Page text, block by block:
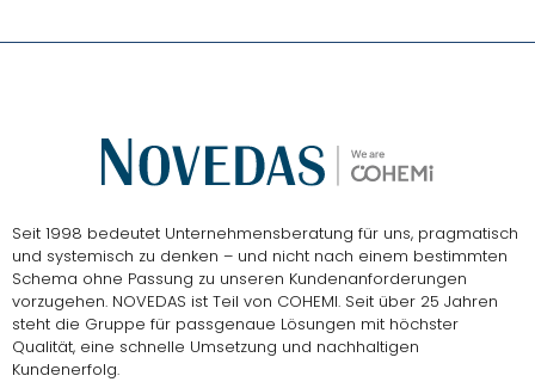
Seit 1998 bedeutet Unternehmensberatung für uns, pragmatisch
und systemisch zu denken – und nicht nach einem bestimmten
Schema ohne Passung zu unseren Kundenanforderungen
vorzugehen. NOVEDAS ist Teil von COHEMI. Seit über 25 Jahren
steht die Gruppe für passgenaue Lösungen mit höchster
Qualität, eine schnelle Umsetzung und nachhaltigen
Kundenerfolg.